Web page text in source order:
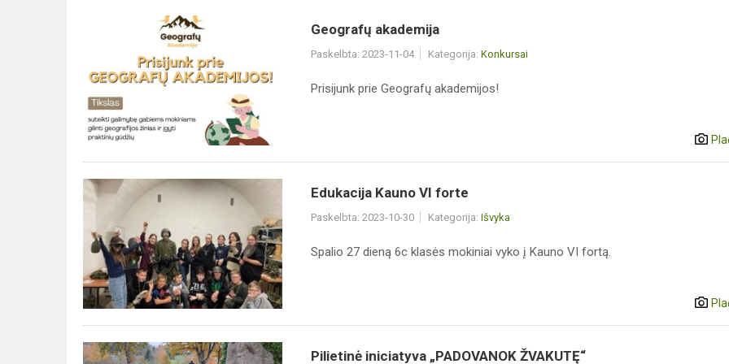
Geografų akademija
Paskelbta: 2023-11-04 Kategorija: Konkursai
Prisijunk prie Geografų akademijos!
Edukacija
Kauno
forte
Edukacija Kauno VI forte
Paskelbta: 2023-10-30 Kategorija: Išvyka
Spalio 27 dieną 6c klasės mokiniai vyko į Kauno VI fortą.
Pilietinė
Pilietinė iniciatyva „PADOVANOK ŽVAKUTĘ“